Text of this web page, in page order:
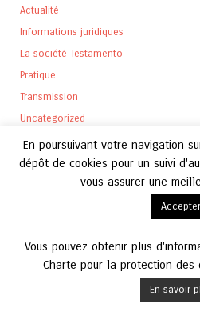
Actualité
Informations juridiques
La société Testamento
Pratique
Transmission
Uncategorized
En poursuivant votre navigation
dépôt de cookies pour un suivi
vous assurer une
Accepter
Vous pouvez obtenir plus
Charte pour la protection des
En savoir